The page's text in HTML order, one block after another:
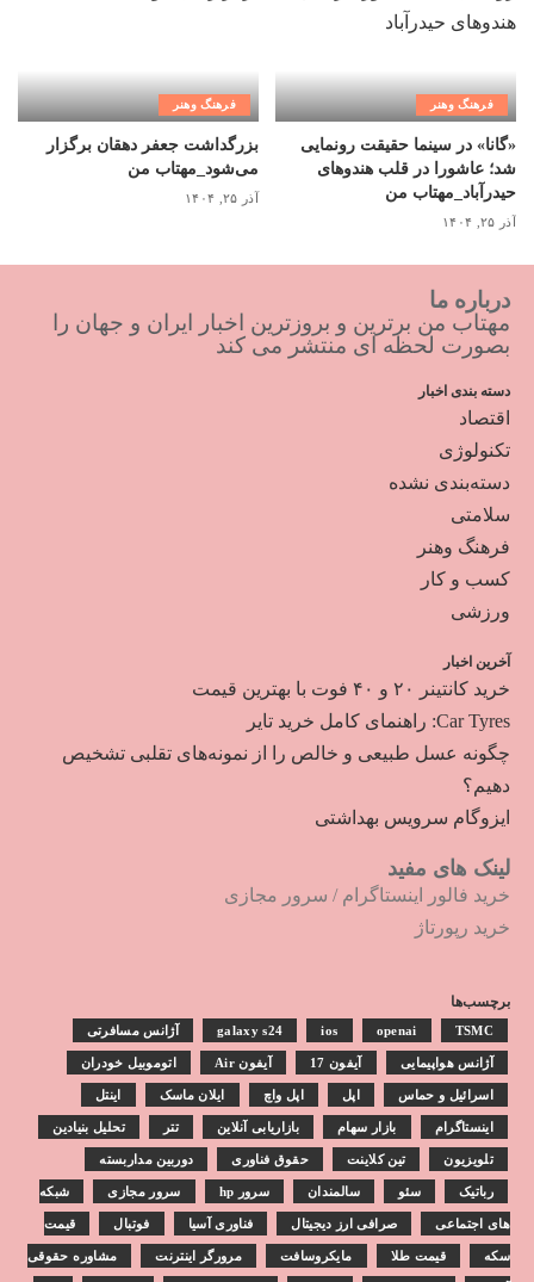
فرهنگ وهنر
«گانا» در سینما حقیقت رونمایی
شد؛ عاشورا در قلب هندوهای
حیدرآباد_مهتاب من
آذر ۲۵, ۱۴۰۴
فرهنگ وهنر
بزرگداشت جعفر دهقان برگزار
می‌شود_مهتاب من
آذر ۲۵, ۱۴۰۴
درباره ما
مهتاب من برترین و بروزترین اخبار ایران و جهان را
بصورت لحظه ای منتشر می کند
دسته بندی اخبار
اقتصاد
تکنولوژی
دسته‌بندی نشده
سلامتی
فرهنگ وهنر
کسب و کار
ورزشی
آخرین اخبار
خرید کانتینر ۲۰ و ۴۰ فوت با بهترین قیمت
Car Tyres: راهنمای کامل خرید تایر
چگونه عسل طبیعی و خالص را از نمونه‌های تقلبی تشخیص
دهیم؟
ایزوگام سرویس بهداشتی
لینک های مفید
خرید فالور اینستاگرام / سرور مجازی
خرید رپورتاژ
برچسب‌ها
galaxy s24 ios openai TSMC آژانس مسافرتی
آژانس هواپیمایی آیفون 17 آیفون Air اتوموبیل خودران
اسرائیل و حماس اپل اپل واچ ایلان ماسک اینتل
اینستاگرام بازار سهام بازاریابی آنلاین تتر تحلیل بنیادین
تلویزیون تین کلاینت حقوق فناوری دوربین مداربسته
رباتیک سئو سالمندان سرور hp سرور مجازی شبکه
های اجتماعی صرافی ارز دیجیتال فناوری آسیا فوتبال قیمت
سکه قیمت طلا مایکروسافت مرورگر اینترنت مشاوره حقوقی